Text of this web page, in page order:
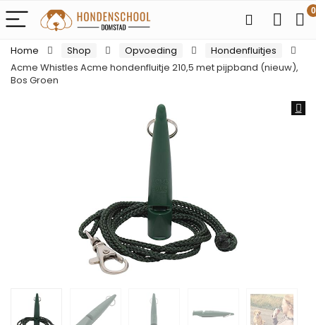
0
Home Shop Opvoeding
Hondenfluitjes
Acme Whistles Acme hondenfluitje 210,5 met pijpband (nieuw),
Bos Groen